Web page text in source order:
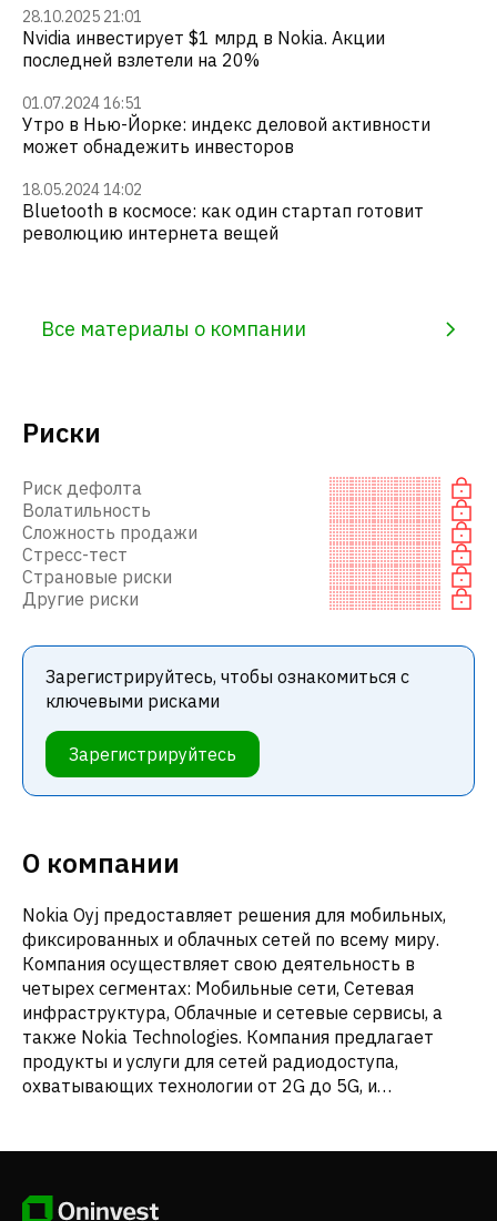
28.10.2025 21:01
Nvidia инвестирует $1 млрд в Nokia. Акции
последней взлетели на 20%
01.07.2024 16:51
Утро в Нью-Йорке: индекс деловой активности
может обнадежить инвесторов
18.05.2024 14:02
Bluetooth в космосе: как один стартап готовит
революцию интернета вещей
Все материалы о компании
Риски
Риск дефолта
Волатильность
Сложность продажи
Стресс-тест
Страновые риски
Другие риски
Зарегистрируйтесь, чтобы ознакомиться с
ключевыми рисками
Зарегистрируйтесь
О компании
Nokia Oyj предоставляет решения для мобильных,
фиксированных и облачных сетей по всему миру.
Компания осуществляет свою деятельность в
четырех сегментах: Мобильные сети, Сетевая
инфраструктура, Облачные и сетевые сервисы, а
также Nokia Technologies. Компания предлагает
продукты и услуги для сетей радиодоступа,
охватывающих технологии от 2G до 5G, и
фиксированных сетей, такие как инфраструктура
виртуализационные сервисы, а также портфель